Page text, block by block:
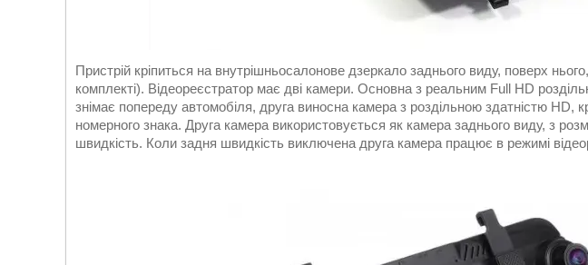
Пристрій кріпиться на внутрішньосалонове дзеркало заднього виду, поверх
комплекті). Відеореєстратор має дві камери. Основна з реальним Full HD
знімає попереду автомобіля, друга виносна камера з роздільною здатністю HD,
номерного знака. Друга камера використовується як камера заднього виду, з
швидкість. Коли задня швидкість виключена друга камера працює в режимі